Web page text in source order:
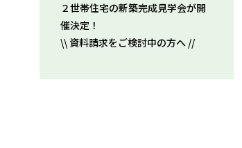
２世帯住宅の新築完成見学会が開
催決定！
\\ 資料請求をご検討中の方へ //